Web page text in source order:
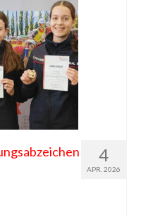
4
APR. 2026